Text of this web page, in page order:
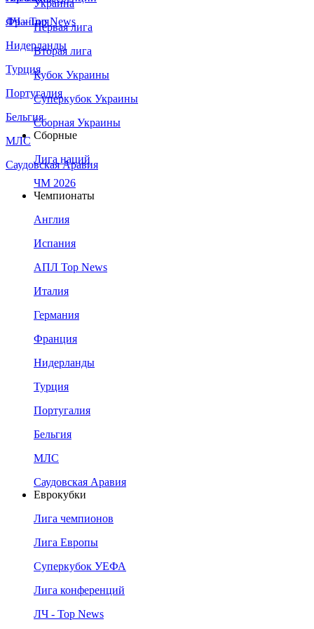
Франция
Нидерланды
Турция
Португалия
Бельгия
МЛС
Саудовская Аравия
ЛЧ - Top News
Украина
Первая лига
Вторая лига
Кубок Украины
Суперкубок Украины
Сборная Украины
Сборные
Лига наций
ЧМ 2026
Чемпионаты
Англия
Испания
АПЛ Top News
Италия
Германия
Франция
Нидерланды
Турция
Португалия
Бельгия
МЛС
Саудовская Аравия
Еврокубки
Лига чемпионов
Лига Европы
Суперкубок УЕФА
Лига конференций
ЛЧ - Top News